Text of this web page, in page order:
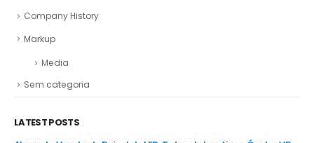
Company History
Markup
Media
Sem categoria
LATEST POSTS